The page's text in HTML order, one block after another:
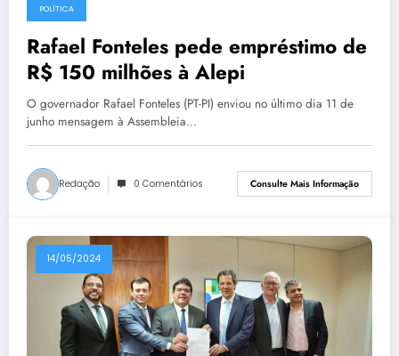
POLÍTICA
Rafael Fonteles pede empréstimo de
R$ 150 milhões à Alepi
O governador Rafael Fonteles (PT-PI) enviou no último dia 11 de
junho mensagem à Assembleia…
Redação 0 Comentários Consulte Mais Informação
14/05/2024